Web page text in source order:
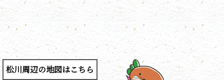
松川周辺の地図はこちら